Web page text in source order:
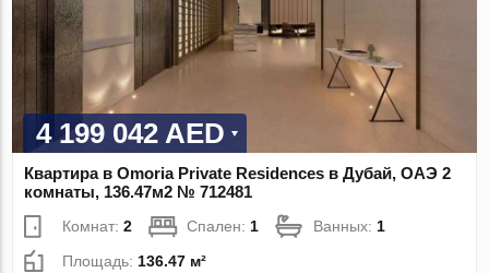
4 199 042 AED
Квартира в Omoria Private Residences в Дубай, ОАЭ 2
комнаты, 136.47м2 № 712481
Комнат:2 Спален: 1 Ванных: 1
Площадь: 136.47 м²